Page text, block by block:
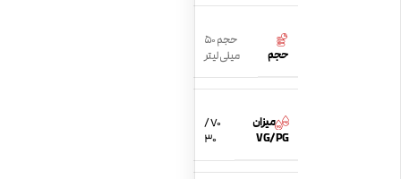
حجم
حجم 50
میلی لیتر
میزان
VG/PG
70 /
30